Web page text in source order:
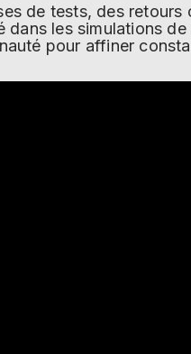
de tests, des
dans les simulations
pour affiner